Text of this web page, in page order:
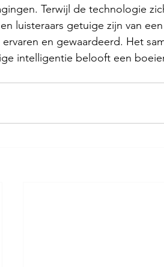
Terwijl de technologie
luisteraars getuige zijn van
en gewaardeerd. Het
intelligentie belooft een